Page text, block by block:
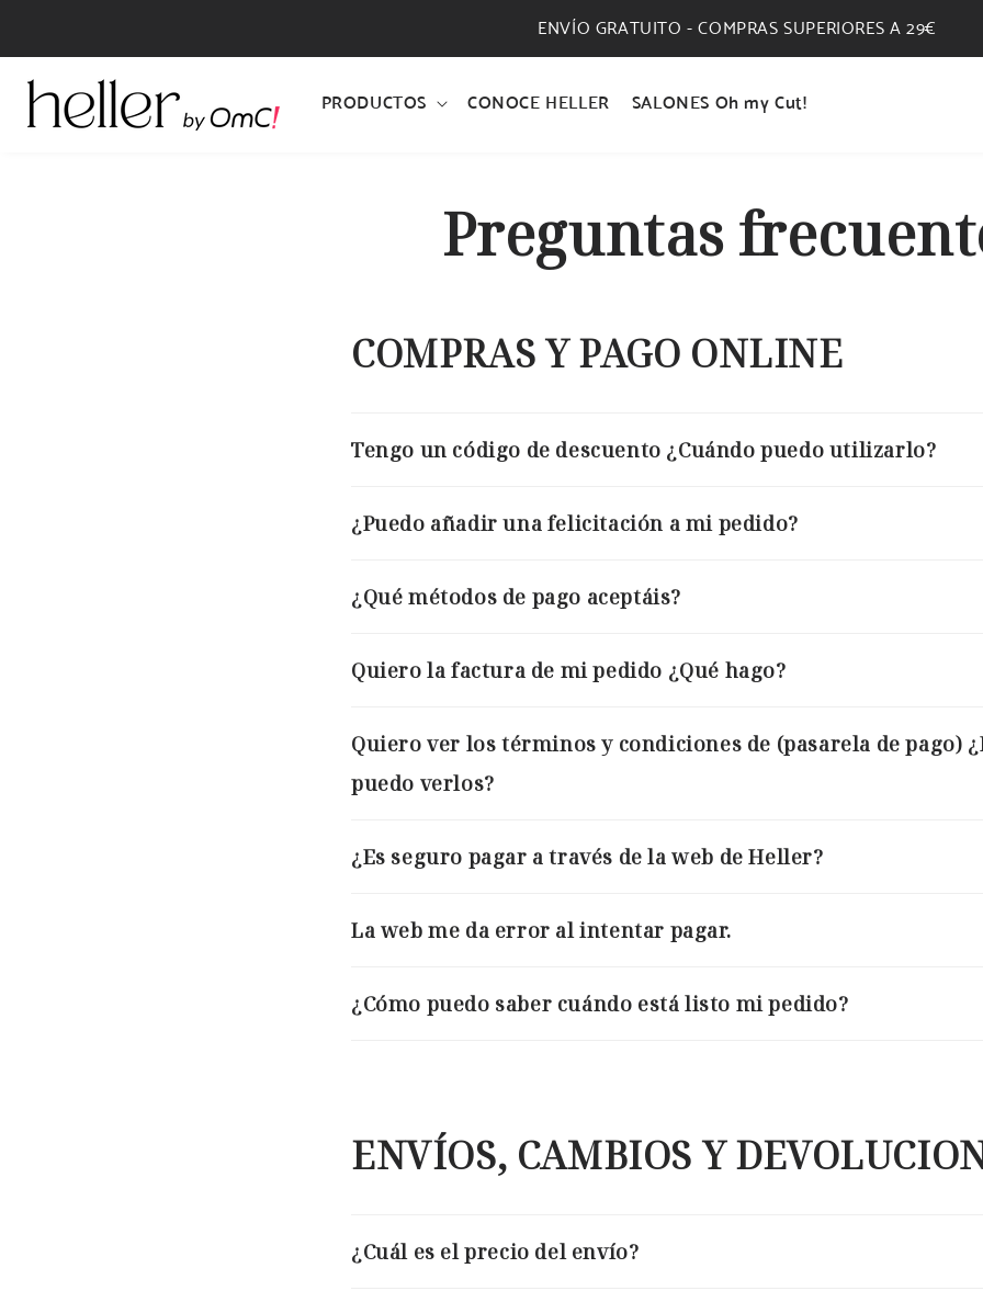
ENVÍO GRATUITO - COMPRAS SUPERIORES A 29€
PRODUCTOS CONOCE HELLER SALONES Oh my Cut!
Preguntas
COMPRAS Y PAGO ONLINE
Tengo un código de descuento ¿Cuándo puedo utilizarlo?
¿Puedo añadir una felicitación a mi pedido?
¿Qué métodos de pago aceptáis?
Quiero la factura de mi pedido ¿Qué hago?
Quiero ver los términos y condiciones de (pasarela de pago)
puedo verlos?
¿Es seguro pagar a través de la web de Heller?
La web me da error al intentar pagar.
¿Cómo puedo saber cuándo está listo mi pedido?
ENVÍOS, CAMBIOS Y
¿Cuál es el precio del envío?